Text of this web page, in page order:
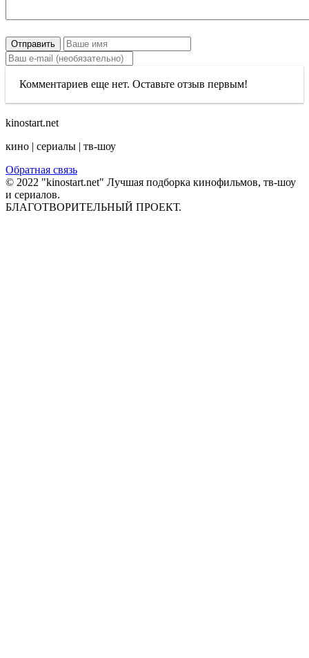
Отправить
Комментариев еще нет. Оставьте отзыв первым!
kinostart.net
кино | сериалы | тв-шоу
Обратная связь
© 2022 "kinostart.net" Лучшая подборка кинофильмов, тв-шоу
и сериалов.
БЛАГОТВОРИТЕЛЬНЫЙ ПРОЕКТ.